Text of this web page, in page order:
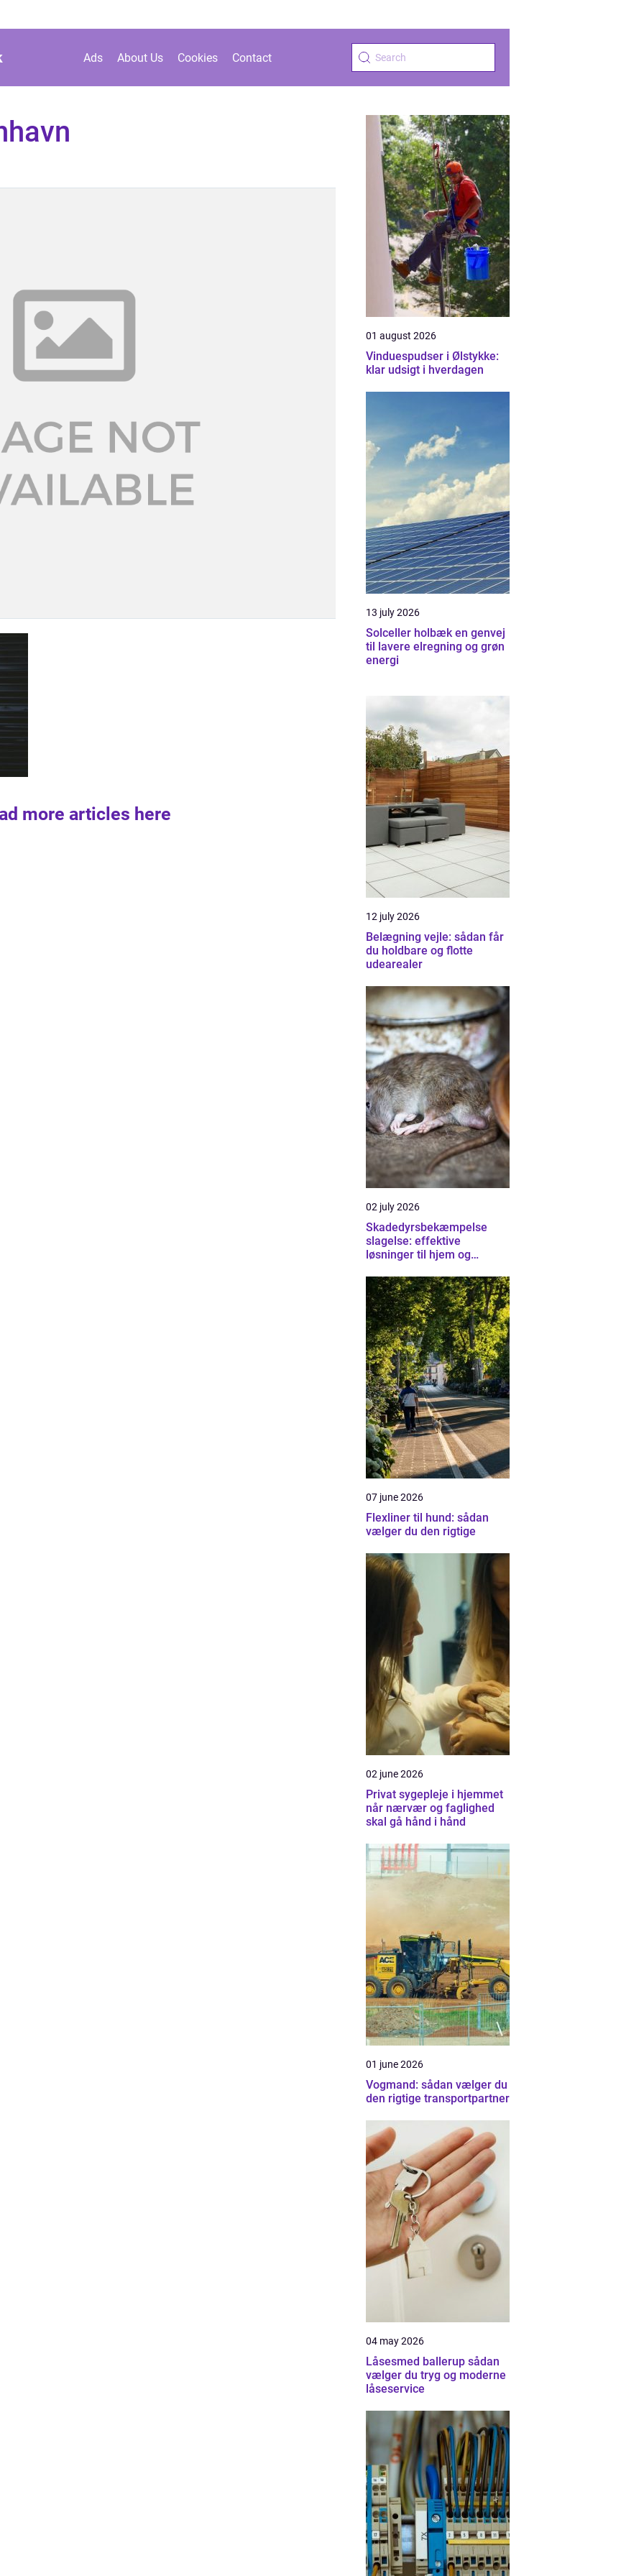
Ads About Us Cookies Contact
more articles here
01 august 2026
Vinduespudser i Ølstykke:
klar udsigt i hverdagen
13 july 2026
Solceller holbæk en genvej
til lavere elregning og grøn
energi
12 july 2026
Belægning vejle: sådan får
du holdbare og flotte
udearealer
02 july 2026
Skadedyrsbekæmpelse
slagelse: effektive
løsninger til hjem og
07 june 2026
Flexliner til hund: sådan
vælger du den rigtige
02 june 2026
Privat sygepleje i hjemmet
når nærvær og faglighed
skal gå hånd i hånd
01 june 2026
Vogmand: sådan vælger du
den rigtige transportpartner
04 may 2026
Låsesmed ballerup sådan
vælger du tryg og moderne
låseservice